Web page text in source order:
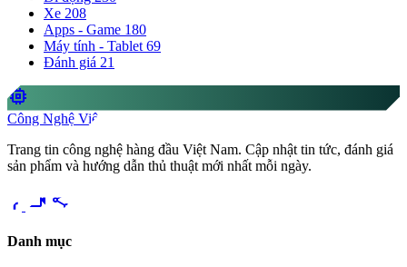
Xe 208
Apps - Game 180
Máy tính - Tablet 69
Đánh giá 21
memory
Công Nghệ Việt
Trang tin công nghệ hàng đầu Việt Nam. Cập nhật tin tức, đánh giá
sản phẩm và hướng dẫn thủ thuật mới nhất mỗi ngày.
videocam share
Danh mục